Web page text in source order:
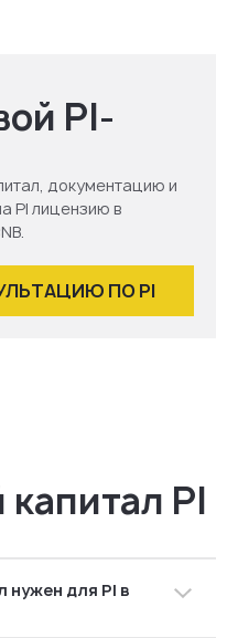
PI-
документацию и
PI лицензию в
ПО PI
капитал PI
нужен для PI в